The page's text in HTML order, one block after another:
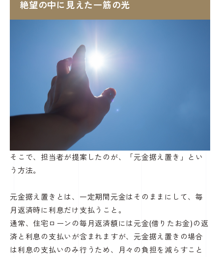
絶望の中に見えた一筋の光
そこで、担当者が提案したのが、「元金据え置き」とい
う方法。
元金据え置きとは、一定期間元金はそのままにして、毎
月返済時に利息だけ支払うこと。
通常、住宅ローンの毎月返済額には元金(借りたお金)の返
済と利息の支払いが含まれますが、元金据え置きの場合
は利息の支払いのみ行うため、月々の負担を減らすこと